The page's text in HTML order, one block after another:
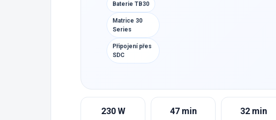
Baterie TB30
Matrice 30
Series
Připojení přes
SDC
230 W 47 min 32 min